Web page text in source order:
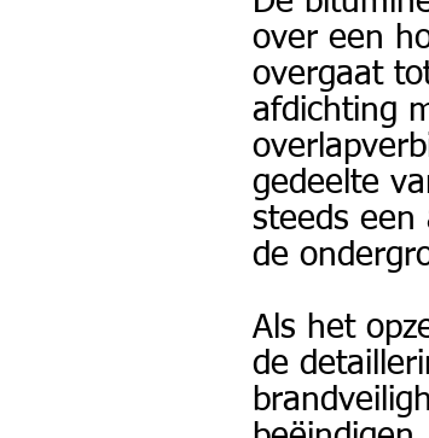
over een
overgaat
afdichting
gedeelte
steeds
de
Als het
de